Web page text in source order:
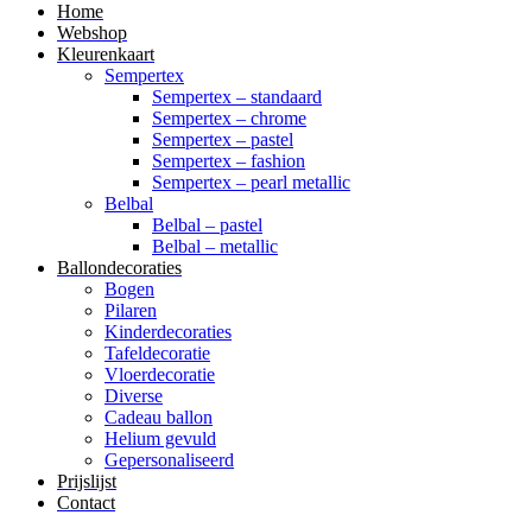
Home
Webshop
Kleurenkaart
Sempertex
Sempertex – standaard
Sempertex – chrome
Sempertex – pastel
Sempertex – fashion
Sempertex – pearl metallic
Belbal
Belbal – pastel
Belbal – metallic
Ballondecoraties
Bogen
Pilaren
Kinderdecoraties
Tafeldecoratie
Vloerdecoratie
Diverse
Cadeau ballon
Helium gevuld
Gepersonaliseerd
Prijslijst
Contact